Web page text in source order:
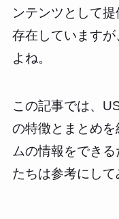
ンテンツとして
存在しています
よね。
この記事では、
の特徴とまとめ
ムの情報をでき
たちは参考にして